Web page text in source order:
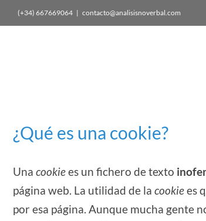
(+34) 667669064 | contacto@analisisnoverbal.com
¿Qué es una cookie?
Una cookiees un fichero de texto
página web. La utilidad de la cookiees
por esa página. Aunque mucha gente